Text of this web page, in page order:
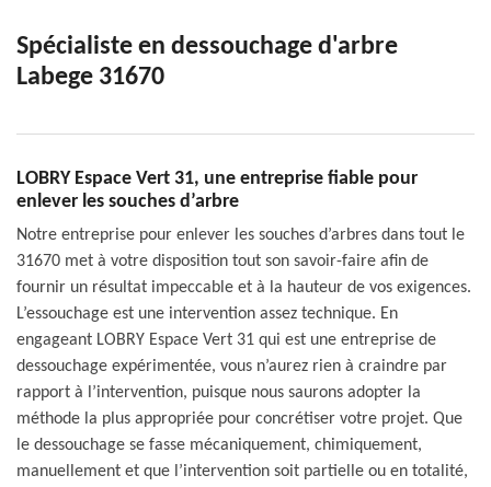
Spécialiste en dessouchage d'arbre
Labege 31670
LOBRY Espace Vert 31, une entreprise fiable pour
enlever les souches d’arbre
Notre entreprise pour enlever les souches d’arbres dans tout le
31670 met à votre disposition tout son savoir-faire afin de
fournir un résultat impeccable et à la hauteur de vos exigences.
L’essouchage est une intervention assez technique. En
engageant LOBRY Espace Vert 31 qui est une entreprise de
dessouchage expérimentée, vous n’aurez rien à craindre par
rapport à l’intervention, puisque nous saurons adopter la
méthode la plus appropriée pour concrétiser votre projet. Que
le dessouchage se fasse mécaniquement, chimiquement,
manuellement et que l’intervention soit partielle ou en totalité,